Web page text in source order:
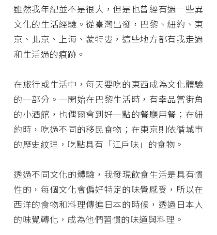
雖然我年紀並不是很大，但是也曾經有過一些異
文化的生活經驗。從臺灣出發，巴黎、紐約、東
京、北京、上海、蒙特婁，這些地方都有我走過
和生活過的痕跡。
在旅行或生活中，每天要吃的東西成為文化體驗
的一部分。一開始在巴黎生活時，有幸品嘗街角
的小酒館，也偶爾會到好一點的餐廳用餐；在紐
約時，吃過不同的移民食物；在東京則依循城市
的歷史紋理，吃點具有「江戶味」的食物。
透過不同文化的體驗，我發現飲食生活是具有慣
性的，每個文化會偏好特定的味覺感受，所以在
西洋的食物和料理傳進日本的時候，透過日本人
的味覺轉化，成為他們習慣的味道與料理。